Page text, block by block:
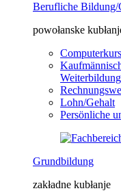
Berufliche Bildung/
powołanske
Lohn/Gehalt
Persönliche
Grundbildung
zakładne kubłanje